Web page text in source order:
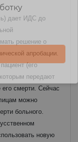
дает ИДС до
решение о
апробации.
(его
передают
смерти. Сейчас
можно
больного.
новую